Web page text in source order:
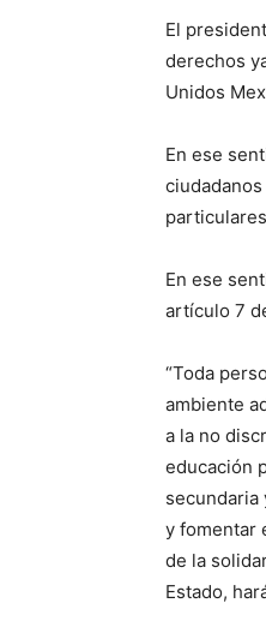
El
derechos
Unidos
En ese
En ese
artículo 7
“Toda
ambiente
a la no
educación
secundaria
y fomentar
de la
Estado,